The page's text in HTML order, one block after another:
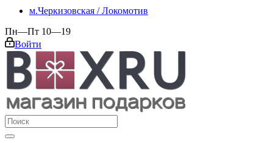
м.Черкизовская / Локомотив
Пн—Пт 10—19
Войти